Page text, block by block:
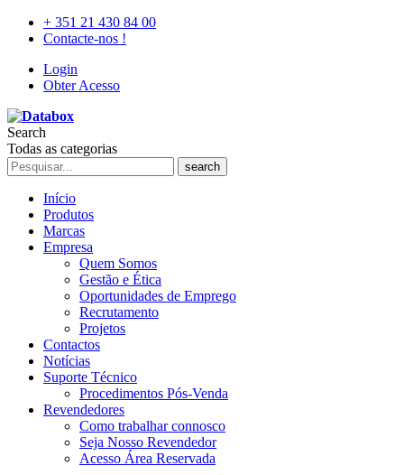
+ 351 21 430 84 00
Contacte-nos !
Login
Obter Acesso
Search
Todas as categorias
search
Início
Produtos
Marcas
Empresa
Quem Somos
Gestão e Ética
Oportunidades de Emprego
Recrutamento
Projetos
Contactos
Notícias
Suporte Técnico
Procedimentos Pós-Venda
Revendedores
Como trabalhar connosco
Seja Nosso Revendedor
Acesso Área Reservada